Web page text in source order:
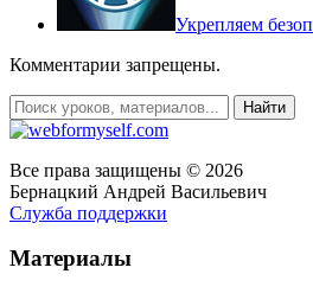
Укрепляем
Комментарии запрещены.
Все права защищены © 2026
Бернацкий Андрей Васильевич
Служба поддержки
Материалы